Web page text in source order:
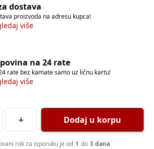
dostava
proizvoda na adresu kupca!
više
na 24 rate
rate bez kamate samo uz ličnu kartu!
više
+ Dodaj u korpu
rok za isporuku je od 1 do 3 dana